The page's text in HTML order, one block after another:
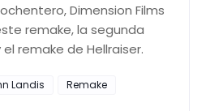
Dimension Films
remake, la segunda
remake de Hellraiser.
Landis Remake